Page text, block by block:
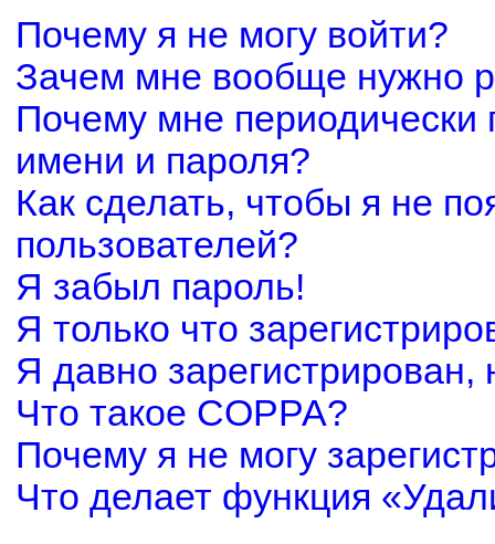
Почему я не могу войти?
Зачем мне вообще нужно
Почему мне периодически
имени и пароля?
Как сделать, чтобы я не
пользователей?
Я забыл пароль!
Я только что
Я давно
Что такое COPPA?
Почему я не могу
Что делает функция